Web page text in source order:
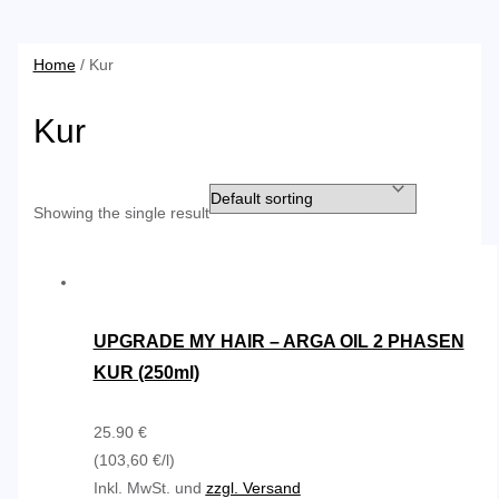
Home/ Kur
Kur
Showing the single result
UPGRADE MY HAIR – ARGA OIL 2 PHASEN
KUR (250ml)
25.90 €
(103,60 €/l)
Inkl. MwSt. und zzgl. Versand